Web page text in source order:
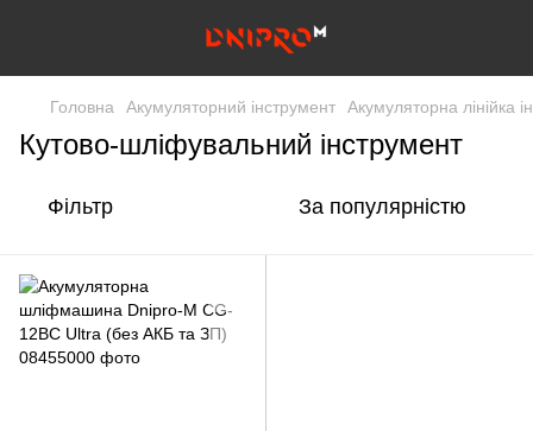
Головна Акумуляторний інструмент Акумуляторна лінійка
Кутово-шліфувальний інструмент
Фільтр За популярністю